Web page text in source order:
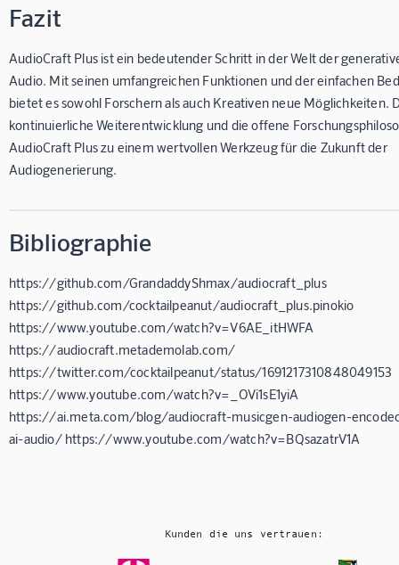
Fazit
AudioCraft Plus ist ein bedeutender Schritt in der Welt der
Audio. Mit seinen umfangreichen Funktionen und der einfachen
bietet es sowohl Forschern als auch Kreativen neue Möglichkeiten.
kontinuierliche Weiterentwicklung und die offene
AudioCraft Plus zu einem wertvollen Werkzeug für die Zukunft der
Audiogenerierung.
Bibliographie
https://github.com/GrandaddyShmax/audiocraft_plus
https://github.com/cocktailpeanut/audiocraft_plus.pinokio
https://www.youtube.com/watch?v=V6AE_itHWFA
https://audiocraft.metademolab.com/
https://twitter.com/cocktailpeanut/status/1691217310848049153
https://www.youtube.com/watch?v=_OVi1sE1yiA
https://ai.meta.com/blog/audiocraft-musicgen-audiogen-
ai-audio/ https://www.youtube.com/watch?v=BQsazatrV1A
Kunden die uns vertrauen: